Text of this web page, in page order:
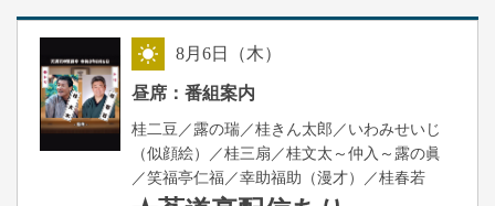
8月6日（木）
昼席：番組案内
桂二豆／露の瑞／桂きん太郎／いわみせいじ
（似顔絵）／桂三扇／桂文太～仲入～露の眞
／笑福亭仁福／幸助福助（漫才）／桂春若